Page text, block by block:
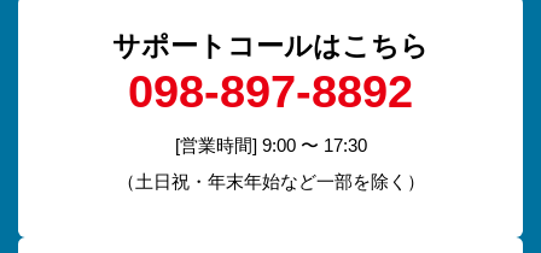
サポートコールはこちら
098-897-8892
[営業時間] 9:00 〜 17:30
（土日祝・年末年始など一部を除く）